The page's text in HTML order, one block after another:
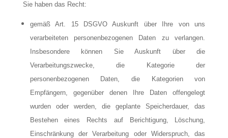
Sie haben das Recht:
gemäß Art. 15 DSGVO Auskunft über Ihre von uns
verarbeiteten personenbezogenen Daten zu verlangen.
Insbesondere können Sie Auskunft über die
Verarbeitungszwecke, die Kategorie der
personenbezogenen Daten, die Kategorien von
Empfängern, gegenüber denen Ihre Daten offengelegt
wurden oder werden, die geplante Speicherdauer, das
Bestehen eines Rechts auf Berichtigung, Löschung,
Einschränkung der Verarbeitung oder Widerspruch, das